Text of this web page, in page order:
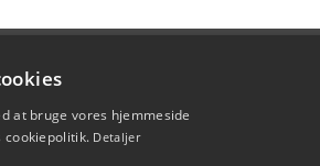
at bruge vores hjemmeside
cookiepolitik. Detaljer